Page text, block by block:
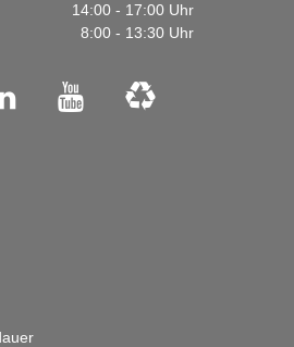
14:00 - 17:00 Uhr
8:00 - 13:30 Uhr